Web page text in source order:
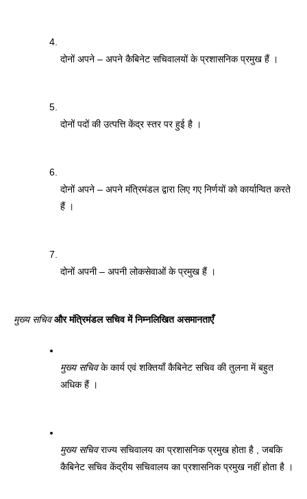
दोनों अपने – अपने कैबिनेट सचिवालयों के प्रशासनिक प्रमुख हैं ।
दोनों पदों की उत्पत्ति केंद्र स्तर पर हुई है ।
दोनों अपने – अपने मंत्रिमंडल द्वारा लिए गए निर्णयों को कार्यान्वित करते
हैं ।
दोनों अपनी – अपनी लोकसेवाओं के प्रमुख हैं ।
मुख्य सचिव और मंत्रिमंडल सचिव में निम्नलिखित असमानताएँ
मुख्य सचिव के कार्य एवं शक्तियाँ कैबिनेट सचिव की तुलना में बहुत
अधिक हैं ।
मुख्य सचिव राज्य सचिवालय का प्रशासनिक प्रमुख होता है , जबकि
कैबिनेट सचिव केंद्रीय सचिवालय का प्रशासनिक प्रमुख नहीं होता है ।